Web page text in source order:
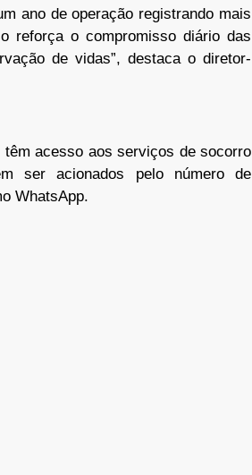
ano de operação registrando mais
reforça o compromisso diário das
de vidas”, destaca o diretor-
acesso aos serviços de socorro
ser acionados pelo número de
WhatsApp.